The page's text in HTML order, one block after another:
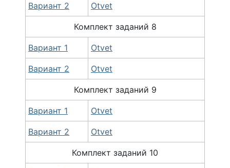
Вариант 2 Otvet
Комплект заданий 8
Вариант 1 Otvet
Вариант 2 Otvet
Комплект заданий 9
Вариант 1 Otvet
Вариант 2 Otvet
Комплект заданий 10